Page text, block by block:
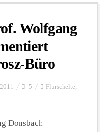
Beiträge
Wolfgang
Büro
5 Flurschelte,
Donsbach